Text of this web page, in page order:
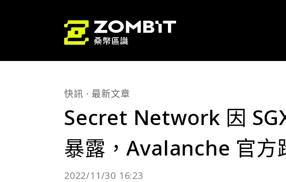
快訊 最新文章
Secret Network 因
暴露，Avalanche 官方
2022/11/30 16:23